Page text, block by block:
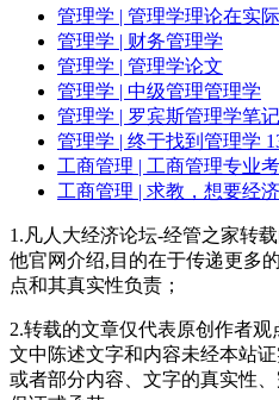
管理学 | 管理学理论在实
管理学 | 财务管理学
管理学 | 管理学论文
管理学 | 中级管理管理学
管理学 | 罗宾斯管理学笔
管理学 | 终于找到管理学
工商管理 | 工商管理专业
工商管理 | 求教，想要经
1.凡人大经济论坛-经管之家转
他官网介绍,目的在于传递更多
点和其真实性负责；
2.转载的文章仅代表原创作者
文中陈述文字和内容未经本站
或者部分内容、文字的真实性